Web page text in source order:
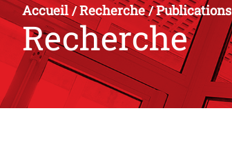
Accueil/Recherche/Publications
Recherche